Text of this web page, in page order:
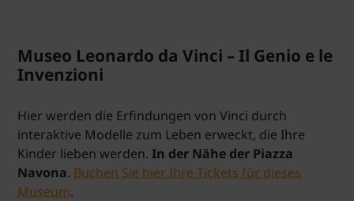
Museo Leonardo da Vinci – Il Genio e le
Invenzioni
Hier werden die Erfindungen von Vinci durch
interaktive Modelle zum Leben erweckt, die Ihre
Kinder lieben werden.In der Nähe der Piazza
Navona. Buchen Sie hier Ihre Tickets für dieses
Museum.